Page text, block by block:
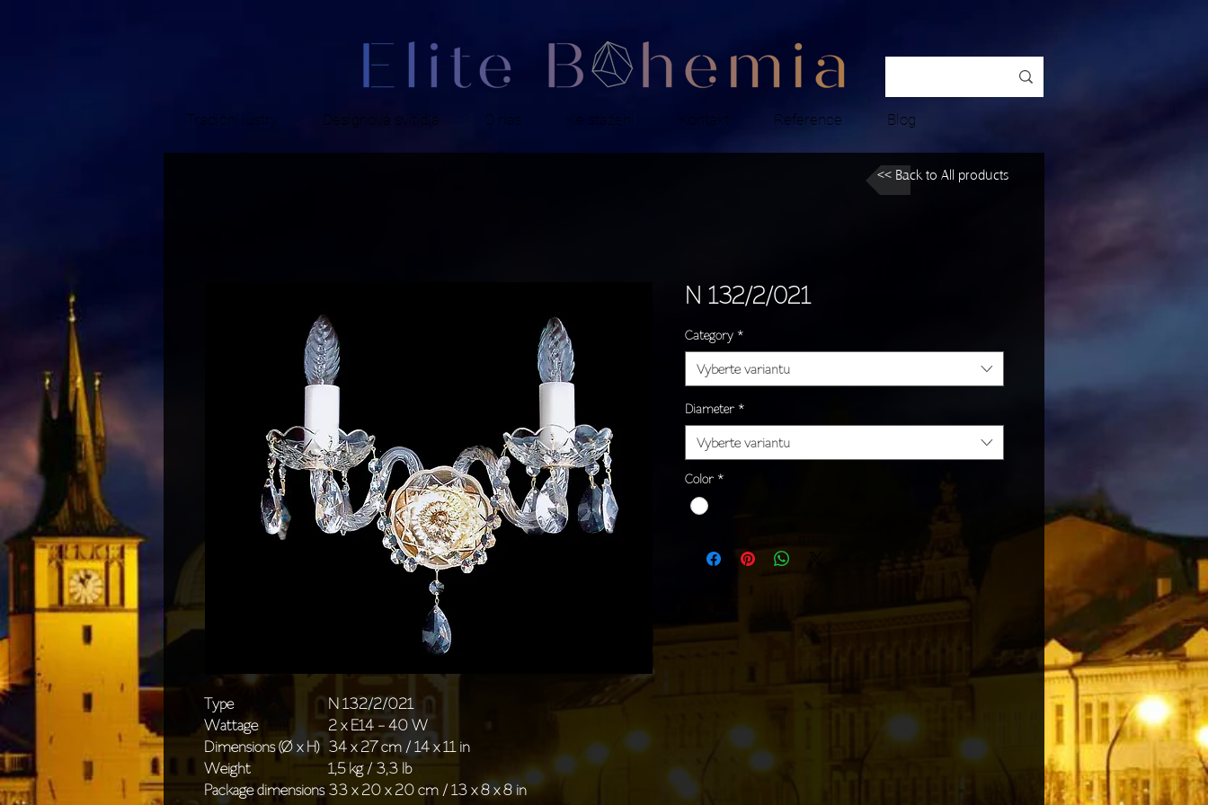
Tradiční lustry Designová svítidla O nás Ke stažení Kontakt Reference Blog
Type
N 132/2/021
Wattage
2 x E14 - 40 W
Dimensions (Ø x H) 34 x 27 cm / 14 x 11 in
Weight
1,5 kg / 3,3 lb
Package dimensions 33 x 20 x 20 cm / 13 x 8 x 8 in
N 132/2/021
Category *
Vyberte variantu
Diameter *
Vyberte variantu
Color *
<< Back to All products